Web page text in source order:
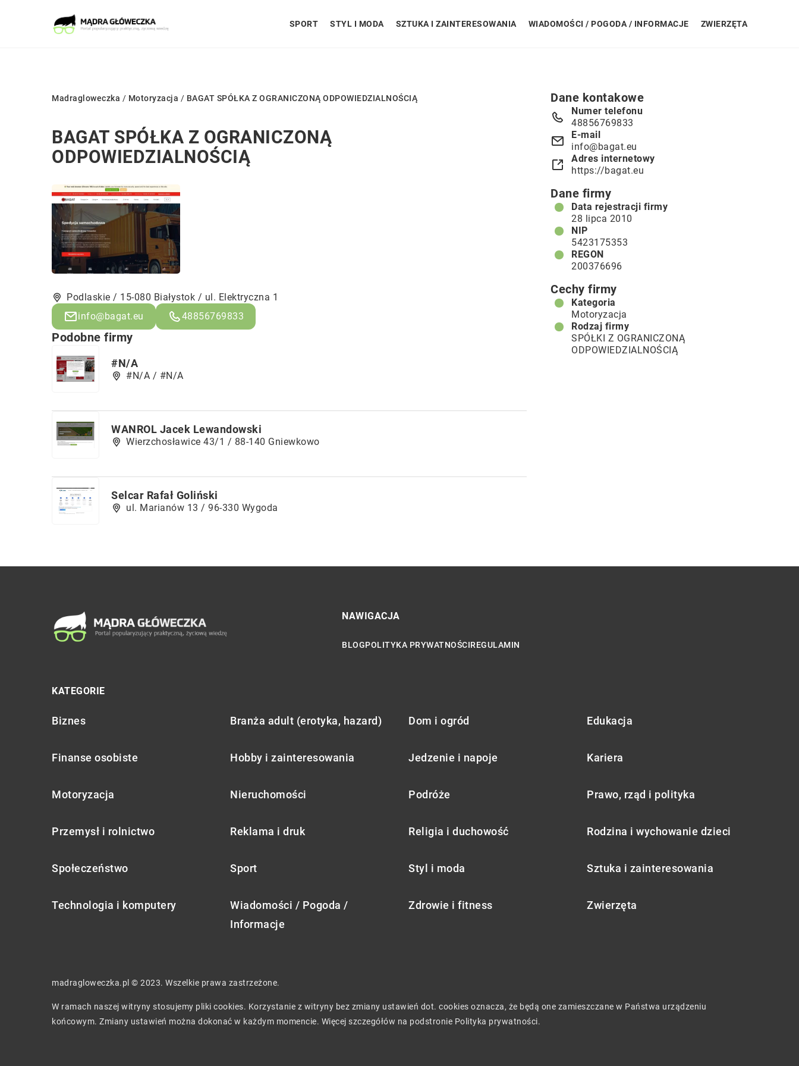
SPORT STYL I MODA SZTUKA I ZAINTERESOWANIA WIADOMOŚCI / POGODA / INFORMACJE ZWIERZĘTA
Madragloweczka / Motoryzacja / BAGAT SPÓŁKA Z OGRANICZONĄ ODPOWIEDZIALNOŚCIĄ
BAGAT SPÓŁKA Z OGRANICZONĄ
ODPOWIEDZIALNOŚCIĄ
Podlaskie / 15-080 Białystok / ul. Elektryczna 1
info@bagat.eu
48856769833
Podobne firmy
#N/A
#N/A / #N/A
WANROL Jacek Lewandowski
Wierzchosławice 43/1 / 88-140 Gniewkowo
Selcar Rafał Goliński
ul. Marianów 13 / 96-330 Wygoda
Dane kontakowe
Numer telefonu
48856769833
E-mail
info@bagat.eu
Adres internetowy
https://bagat.eu
Dane firmy
Data rejestracji firmy
28 lipca 2010
NIP
5423175353
REGON
200376696
Cechy firmy
Kategoria
Motoryzacja
Rodzaj firmy
SPÓŁKI Z OGRANICZONĄ
ODPOWIEDZIALNOŚCIĄ
NAWIGACJA
BLOGPOLITYKA PRYWATNOŚCIREGULAMIN
KATEGORIE
Biznes Branża adult (erotyka, hazard) Dom i ogród Edukacja
Finanse osobiste Hobby i zainteresowania Jedzenie i napoje Kariera
Motoryzacja Nieruchomości Podróże Prawo, rząd i polityka
Przemysł i rolnictwo Reklama i druk Religia i duchowość Rodzina i wychowanie dzieci
Społeczeństwo Sport Styl i moda Sztuka i zainteresowania
Technologia i komputery
Wiadomości / Pogoda /
Informacje
Zdrowie i fitness Zwierzęta
madragloweczka.pl © 2023. Wszelkie prawa zastrzeżone.
W ramach naszej witryny stosujemy pliki cookies. Korzystanie z witryny bez zmiany ustawień dot. cookies oznacza, że będą one zamieszczane w Państwa urządzeniu
końcowym. Zmiany ustawień można dokonać w każdym momencie. Więcej szczegółów na podstronie Polityka prywatności.